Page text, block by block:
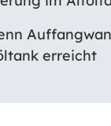
erreicht